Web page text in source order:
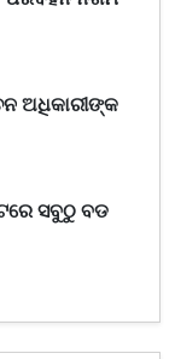
ଅଧିକାରୀଙ୍କ
ସବୁଠୁ ବଡ